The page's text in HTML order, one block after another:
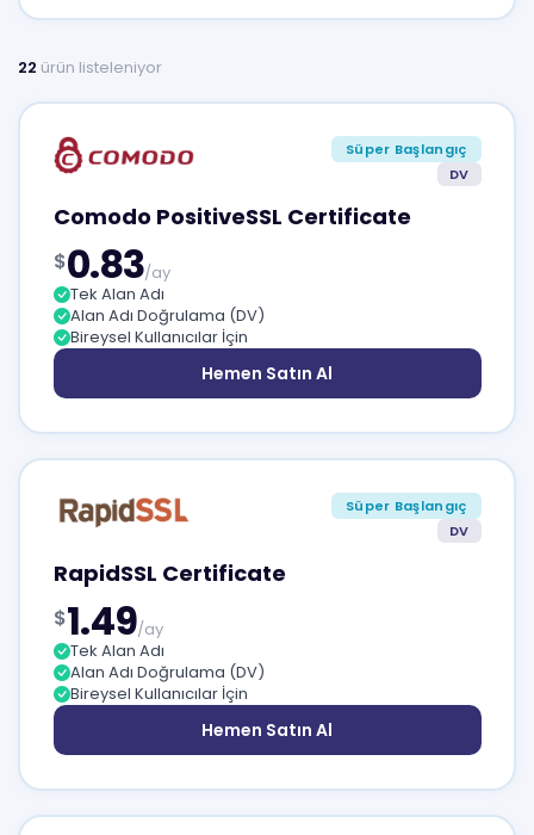
22 ürün listeleniyor
Süper Başlangıç
DV
Comodo PositiveSSL Certificate
$0.83/ay
Tek Alan Adı
Alan Adı Doğrulama (DV)
Bireysel Kullanıcılar İçin
Hemen Satın Al
Süper Başlangıç
DV
RapidSSL Certificate
$1.49/ay
Tek Alan Adı
Alan Adı Doğrulama (DV)
Bireysel Kullanıcılar İçin
Hemen Satın Al